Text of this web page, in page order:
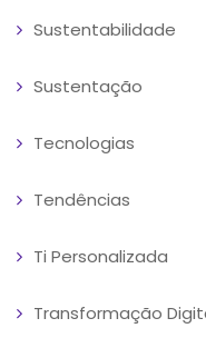
Sustentabilidade
Sustentação
Tecnologias
Tendências
Ti Personalizada
Transformação